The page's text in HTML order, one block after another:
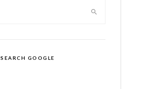
SEARCH GOOGLE